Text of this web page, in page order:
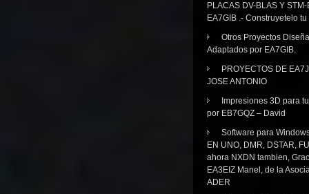
PLACAS DV-BLAS Y
EA7GIB .- Construyetelo
Otros Proyectos
Adaptados por EA7GIB.
PROYECTOS DE
JOSE ANTONIO
Impresiones 3D para
por EB7GQZ – David
Software para
EN UNO, DMR, DSTAR,
ahora NXDN tambien,
EA3EIZ Manel, de la
ADER